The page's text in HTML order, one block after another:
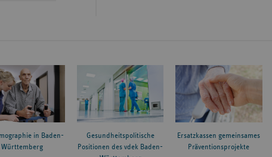
in Baden-
Württemberg
Gesundheitspolitische
Positionen des vdek Baden-
Ersatzkassen gemeinsames
Präventionsprojekte